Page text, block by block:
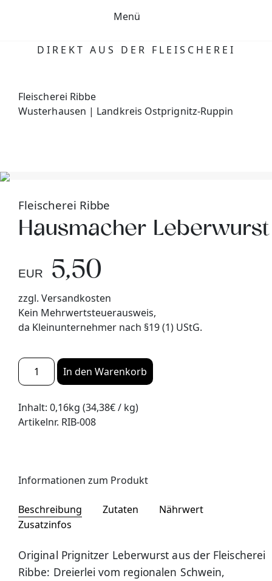
Menü
DIREKT AUS DER FLEISCHEREI
Fleischerei Ribbe
Wusterhausen | Landkreis Ostprignitz-Ruppin
Fleischerei Ribbe
Hausmacher Leberwurst
EUR 5,50
zzgl. Versandkosten
Kein Mehrwertsteuerausweis,
da Kleinunternehmer nach §19 (1) UStG.
Walnusszapfen
Menge
In den Warenkorb
Inhalt: 0,16kg (34,38€ / kg)
Artikelnr. RIB-008
Informationen zum Produkt
Beschreibung Zutaten
Nährwert
Zusatzinfos
Original Prignitzer Leberwurst aus der Fleischerei
Ribbe: Dreierlei vom regionalen Schwein,